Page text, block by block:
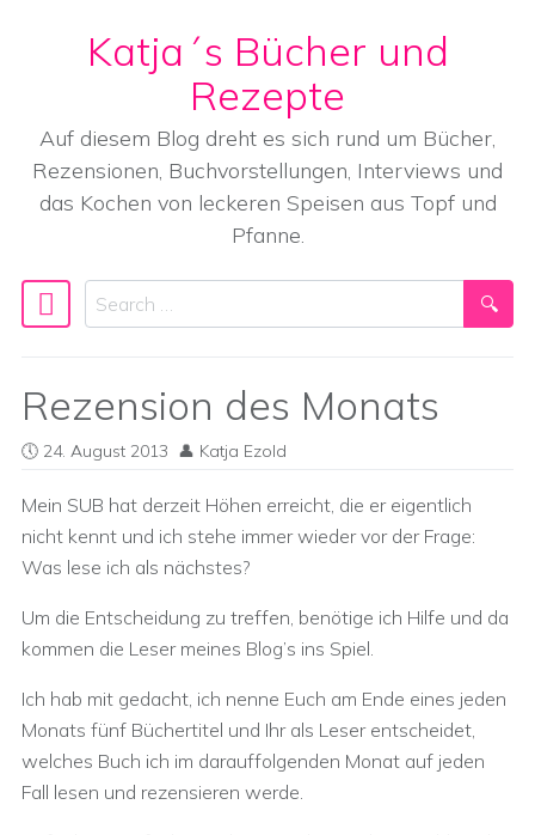
Skip to content
Katja´s Bücher und
Rezepte
Auf diesem Blog dreht es sich rund um Bücher,
Rezensionen, Buchvorstellungen, Interviews und
das Kochen von leckeren Speisen aus Topf und
Pfanne.
Main Navigation
Search
Rezension des Monats
24. August 2013 Katja Ezold
Mein SUB hat derzeit Höhen erreicht, die er eigentlich
nicht kennt und ich stehe immer wieder vor der Frage:
Was lese ich als nächstes?
Um die Entscheidung zu treffen, benötige ich Hilfe und da
kommen die Leser meines Blog’s ins Spiel.
Ich hab mit gedacht, ich nenne Euch am Ende eines jeden
Monats fünf Büchertitel und Ihr als Leser entscheidet,
welches Buch ich im darauffolgenden Monat auf jeden
Fall lesen und rezensieren werde.